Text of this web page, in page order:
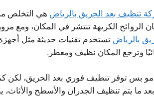
تنظيف بعد الحريق بالرياض هي التخلص
الروائح الكريهة تنتشر في المكان، ومع
بالرياض تستخدم تقنيات حديثة مثل أجهزة
وترجع المكان نظيف ومعطر.
بس توفر تنظيف فوري بعد الحريق، لكن
ما يتم تنظيف الجدران والأسطح والأثاث،